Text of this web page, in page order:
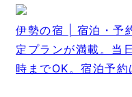
伊勢の宿 | 宿泊・予
定プランが満載。当
時までOK。宿泊予